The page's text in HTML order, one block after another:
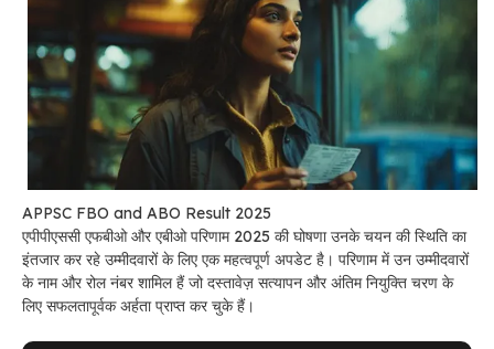
APPSC FBO and ABO Result 2025
एपीपीएससी एफबीओ और एबीओ परिणाम 2025 की घोषणा उनके चयन की स्थिति का
इंतजार कर रहे उम्मीदवारों के लिए एक महत्वपूर्ण अपडेट है। परिणाम में उन उम्मीदवारों
के नाम और रोल नंबर शामिल हैं जो दस्तावेज़ सत्यापन और अंतिम नियुक्ति चरण के
लिए सफलतापूर्वक अर्हता प्राप्त कर चुके हैं।